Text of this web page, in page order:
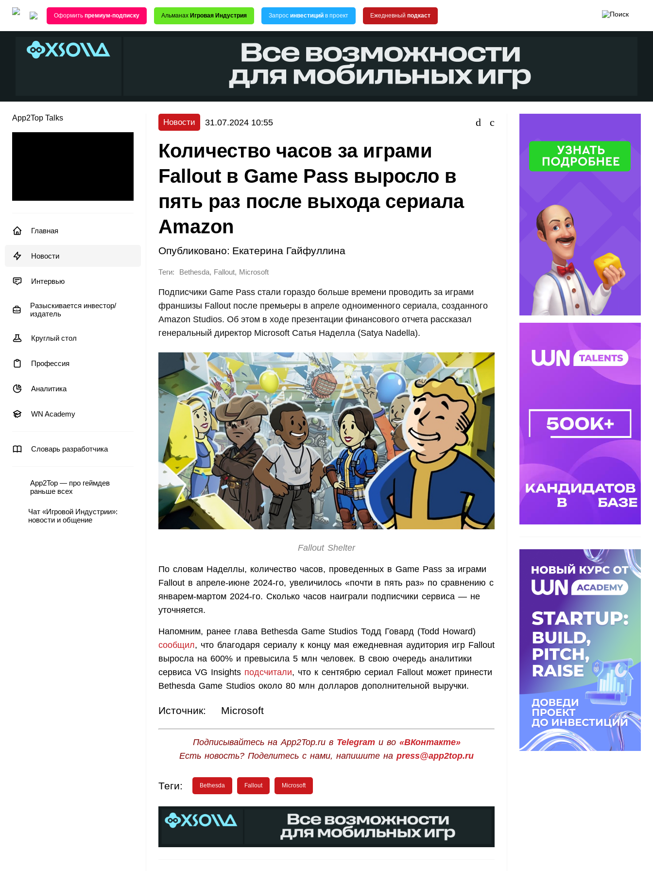
Оформить премиум-подписку Альманах Игровая Индустрия Запрос инвестиций в проект Ежедневный подкаст
App2Top Talks
Главная
Новости
Интервью
Разыскивается инвестор/
издатель
Круглый стол
Профессия
Аналитика
WN Academy
Словарь разработчика
App2Top — про геймдев
раньше всех
Чат «Игровой Индустрии»:
новости и общение
Новости 31.07.2024 10:55
Количество часов за играми
Fallout в Game Pass выросло в
пять раз после выхода сериала
Amazon
Опубликовано: Екатерина Гайфуллина
Теги: Bethesda, Fallout, Microsoft
Подписчики Game Pass стали гораздо больше времени проводить за играми
франшизы Fallout после премьеры в апреле одноименного сериала, созданного
Amazon Studios. Об этом в ходе презентации финансового отчета рассказал
генеральный директор Microsoft Сатья Наделла (Satya Nadella).
Fallout Shelter
По словам Наделлы, количество часов, проведенных в Game Pass за играми
Fallout в апреле-июне 2024-го, увеличилось «почти в пять раз» по сравнению с
январем-мартом 2024-го. Сколько часов наиграли подписчики сервиса — не
уточняется.
Напомним, ранее глава Bethesda Game Studios Тодд Говард (Todd Howard)
сообщил, что благодаря сериалу к концу мая ежедневная аудитория игр Fallout
выросла на 600% и превысила 5 млн человек. В свою очередь аналитики
сервиса VG Insights подсчитали, что к сентябрю сериал Fallout может принести
Bethesda Game Studios около 80 млн долларов дополнительной выручки.
Источник: Microsoft
Подписывайтесь на App2Top.ru в Telegramи во «ВКонтакте»
Есть новость? Поделитесь с нами, напишите на press@app2top.ru
Теги: Bethesda Fallout Microsoft